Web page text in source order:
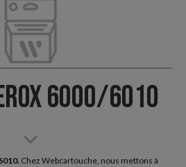
6000/6010
Chez Webcartouche, nous mettons à